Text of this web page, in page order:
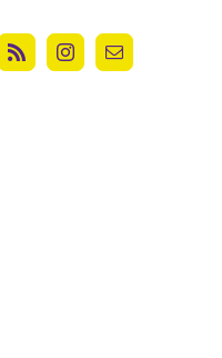
Rss Instagram
Email